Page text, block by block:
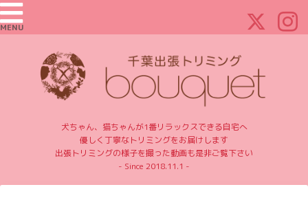
MENU
犬ちゃん、猫ちゃんが1番リラックスできる自宅へ
優しく丁寧なトリミングをお届けします
出張トリミングの様子を撮った動画も是非ご覧下さい
- Since 2018.11.1 -